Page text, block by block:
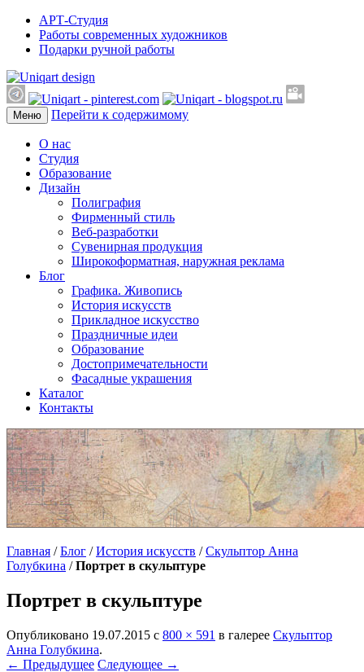
АРТ-Студия
Работы современных художников
Подарки ручной работы
Меню Перейти к содержимому
О нас
Студия
Образование
Дизайн
Полиграфия
Фирменный стиль
Веб-разработки
Сувенирная продукция
Широкоформатная, наружная реклама
Блог
Графика. Живопись
История искусств
Прикладное искусство
Праздничные идеи
Образование
Достопримечательности
Фасадные украшения
Каталог
Контакты
Главная /Блог /История искусств /Скульптор Анна
Голубкина /Портрет в скульптуре
Портрет в скульптуре
Опубликовано 19.07.2015 с 800 × 591 в галерее Скульптор
Анна Голубкина.
← Предыдущее Следующее →